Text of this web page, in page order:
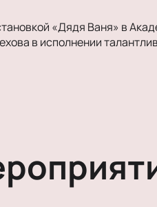
«Дядя Ваня» в
в исполнении